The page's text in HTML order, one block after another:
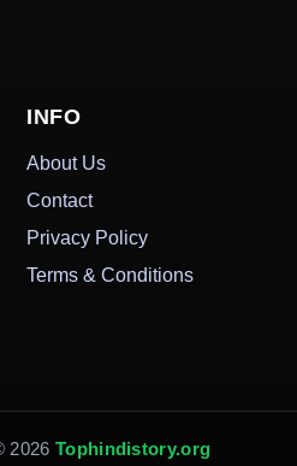
INFO
About Us
Contact
Privacy Policy
Terms & Conditions
2026 Tophindistory.org